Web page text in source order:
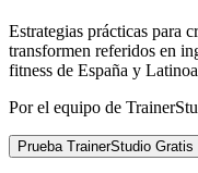
Estrategias prácticas para
transformen referidos en
fitness de España y
Por el equipo de
Prueba TrainerStudio Gratis